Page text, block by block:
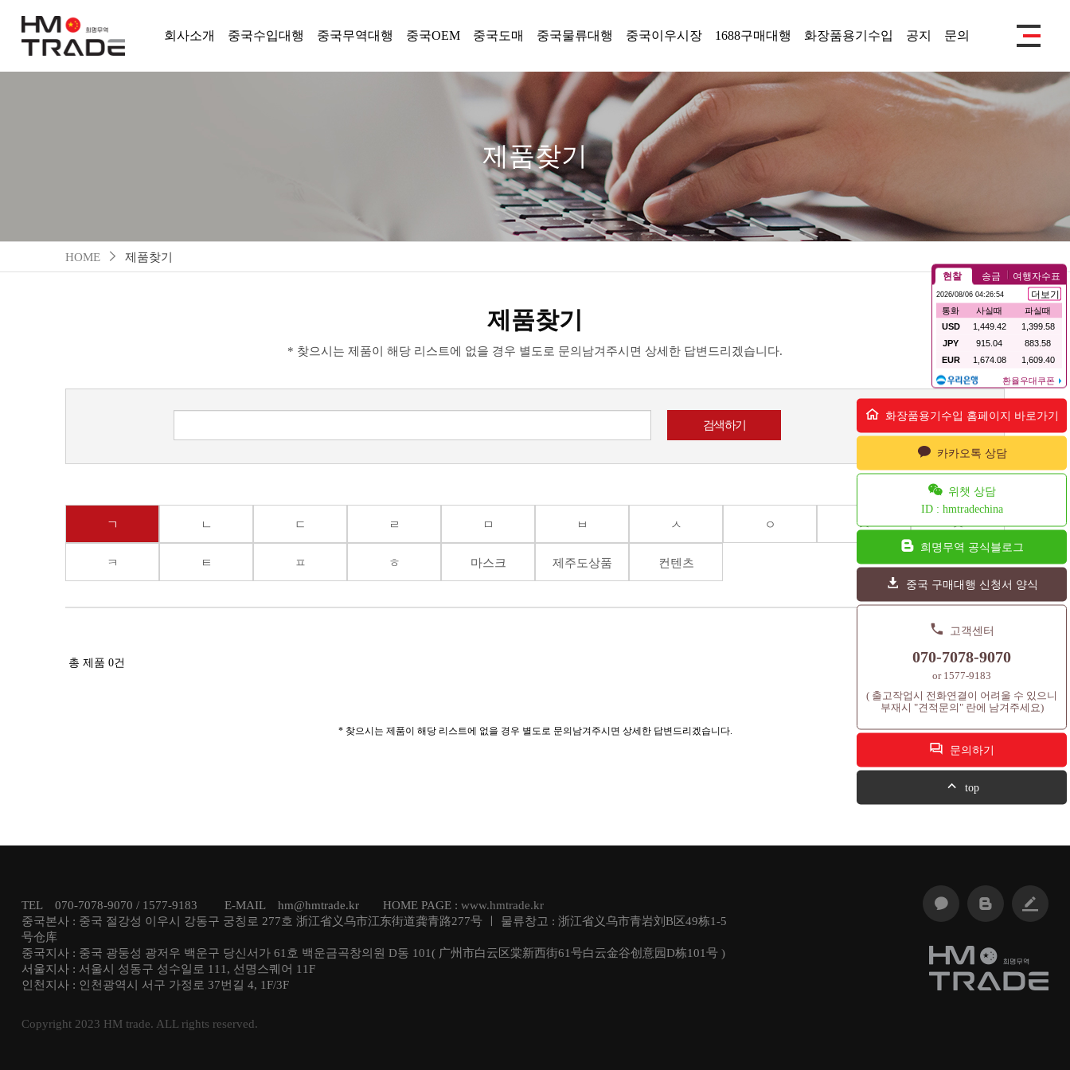
회사소개 중국수입대행 중국무역대행 중국OEM 중국도매 중국물류대행 중국이우시장 1688구매대행 화장품용기수입 공지 문의
제품찾기
HOME 제품찾기
화장품용기수입 홈페이지 바로가기
카카오톡 상담
위챗 상담
ID : hmtradechina
희명무역 공식블로그
중국 구매대행 신청서 양식
고객센터
070-7078-9070
or 1577-9183
( 출고작업시 전화연결이 어려울 수 있으니
부재시 "견적문의" 란에 남겨주세요)
문의하기
top
제품찾기
* 찾으시는 제품이 해당 리스트에 없을 경우 별도로 문의남겨주시면 상세한 답변드리겠습니다.
ㄱ ㄴ ㄷ ㄹ ㅁ ㅂ ㅅ ㅇ ㅈ ㅊ
ㅋ ㅌ ㅍ ㅎ 마스크 제주도상품 컨텐츠
총 제품 0건
* 찾으시는 제품이 해당 리스트에 없을 경우 별도로 문의남겨주시면 상세한 답변드리겠습니다.
TEL 070-7078-9070 / 1577-9183 E-MAIL hm@hmtrade.kr HOME PAGE : www.hmtrade.kr
중국본사 : 중국 절강성 이우시 강동구 궁칭로 277호 浙江省义乌市江东街道龚青路277号 ㅣ 물류창고 : 浙江省义乌市青岩刘B区49栋1-5
号仓库
중국지사 : 중국 광둥성 광저우 백운구 당신서가 61호 백운금곡창의원 D동 101( 广州市白云区棠新西街61号白云金谷创意园D栋101号 )
서울지사 : 서울시 성동구 성수일로 111, 선명스퀘어 11F
인천지사 : 인천광역시 서구 가정로 37번길 4, 1F/3F
Copyright 2023 HM trade. ALL rights reserved.